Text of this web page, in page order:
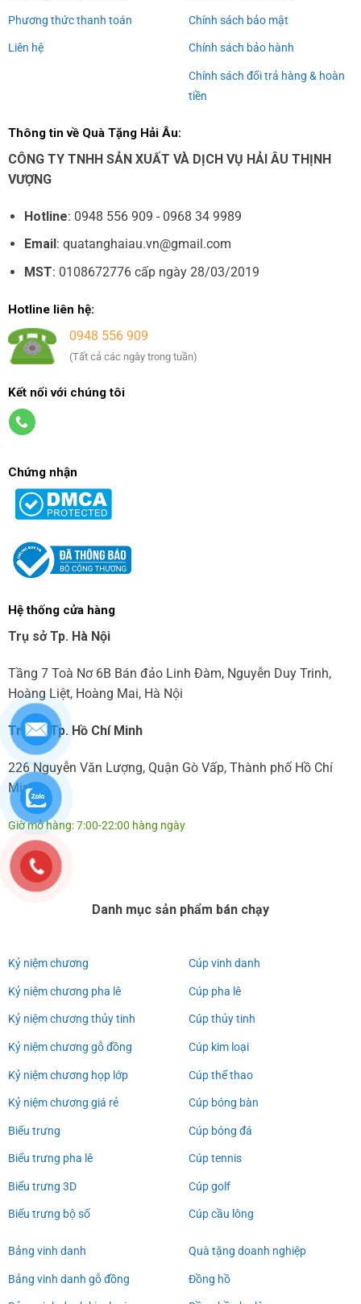
Phương thức thanh toán
Liên hệ
Chính sách bảo mật
Chính sách bảo hành
Chính sách đổi trả hàng & hoàn
tiền
Thông tin về Quà Tặng Hải Âu:
CÔNG TY TNHH SẢN XUẤT VÀ DỊCH VỤ HẢI ÂU THỊNH
VƯỢNG
Hotline: 0948 556 909 - 0968 34 9989
Email : quatanghaiau.vn@gmail.com
MST: 0108672776 cấp ngày 28/03/2019
Hotline liên hệ:
0948 556 909
(Tất cả các ngày trong tuần)
Kết nối với chúng tôi
Chứng nhận
Hệ thống cửa hàng
Trụ sở Tp. Hà Nội
Tầng 7 Toà Nơ 6B Bán đảo Linh Đàm, Nguyễn Duy Trinh,
Hoàng Liệt, Hoàng Mai, Hà Nội
Trụ sở Tp. Hồ Chí Minh
226 Nguyễn Văn Lượng, Quận Gò Vấp, Thành phố Hồ Chí
Minh
Giờ mở hàng: 7:00-22:00 hàng ngày
Danh mục sản phẩm bán chạy
Kỷ niệm chương
Kỷ niệm chương pha lê
Kỷ niệm chương thủy tinh
Kỷ niệm chương gỗ đồng
Kỷ niệm chương họp lớp
Kỷ niệm chương giá rẻ
Biểu trưng
Biểu trưng pha lê
Biểu trưng 3D
Biểu trưng bộ số
Cúp vinh danh
Cúp pha lê
Cúp thủy tinh
Cúp kim loại
Cúp thể thao
Cúp bóng bàn
Cúp bóng đá
Cúp tennis
Cúp golf
Cúp cầu lông
Bảng vinh danh
Bảng vinh danh gỗ đồng
Quà tặng doanh nghiệp
Đồng hồ